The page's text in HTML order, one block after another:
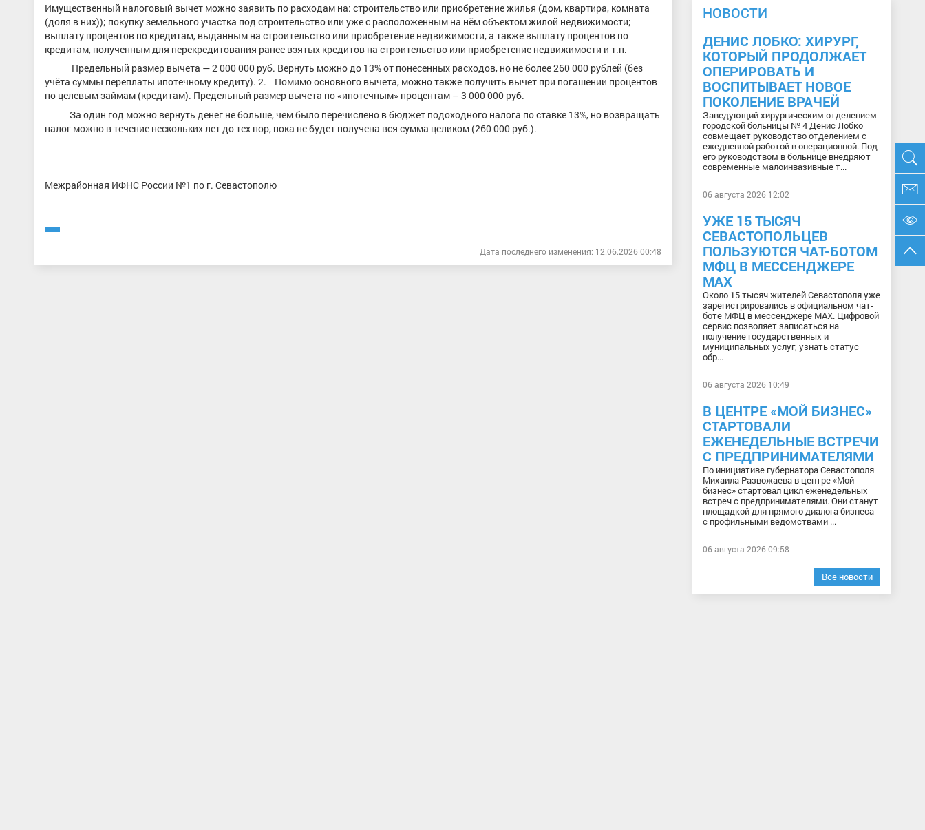
Имущественный налоговый вычет можно заявить по расходам на: строительство или приобретение жилья (дом, квартира, комната
(доля в них)); покупку земельного участка под строительство или уже с расположенным на нём объектом жилой недвижимости;
выплату процентов по кредитам, выданным на строительство или приобретение недвижимости, а также выплату процентов по
кредитам, полученным для перекредитования ранее взятых кредитов на строительство или приобретение недвижимости и т.п.
Предельный размер вычета — 2 000 000 руб. Вернуть можно до 13% от понесенных расходов, но не более 260 000 рублей (без
учёта суммы переплаты ипотечному кредиту). 2. Помимо основного вычета, можно также получить вычет при погашении процентов
по целевым займам (кредитам). Предельный размер вычета по «ипотечным» процентам – 3 000 000 руб.
За один год можно вернуть денег не больше, чем было перечислено в бюджет подоходного налога по ставке 13%, но возвращать
налог можно в течение нескольких лет до тех пор, пока не будет получена вся сумма целиком (260 000 руб.).
Межрайонная ИФНС России №1 по г. Севастополю
Дата последнего изменения: 12.06.2026 00:48
НОВОСТИ
ДЕНИС ЛОБКО: ХИРУРГ,
КОТОРЫЙ ПРОДОЛЖАЕТ
ОПЕРИРОВАТЬ И
ВОСПИТЫВАЕТ НОВОЕ
ПОКОЛЕНИЕ ВРАЧЕЙ
Заведующий хирургическим отделением
городской больницы № 4 Денис Лобко
совмещает руководство отделением с
ежедневной работой в операционной. Под
его руководством в больнице внедряют
современные малоинвазивные т...
06 августа 2026 12:02
УЖЕ 15 ТЫСЯЧ
СЕВАСТОПОЛЬЦЕВ
ПОЛЬЗУЮТСЯ ЧАТ-БОТОМ
МФЦ В МЕССЕНДЖЕРЕ
МАХ
Около 15 тысяч жителей Севастополя уже
зарегистрировались в официальном чат-
боте МФЦ в мессенджере МАХ. Цифровой
сервис позволяет записаться на
получение государственных и
муниципальных услуг, узнать статус
обр...
06 августа 2026 10:49
В ЦЕНТРЕ «МОЙ БИЗНЕС»
СТАРТОВАЛИ
ЕЖЕНЕДЕЛЬНЫЕ ВСТРЕЧИ
С ПРЕДПРИНИМАТЕЛЯМИ
По инициативе губернатора Севастополя
Михаила Развожаева в центре «Мой
бизнес» стартовал цикл еженедельных
встреч с предпринимателями. Они станут
площадкой для прямого диалога бизнеса
с профильными ведомствами ...
06 августа 2026 09:58
Все новости